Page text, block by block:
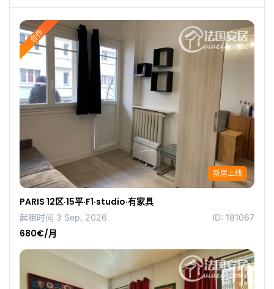
合作
新房上线
PARIS 12区·15平·F1·studio·有家具
起租时间 3 Sep, 2026 ID: 181067
680€/月